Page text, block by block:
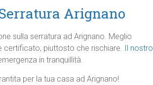
Arignano
sulla serratura ad Arignano. Meglio
certificato, piuttosto che rischiare. Il nostro
in tranquillità.
per la tua casa ad Arignano!